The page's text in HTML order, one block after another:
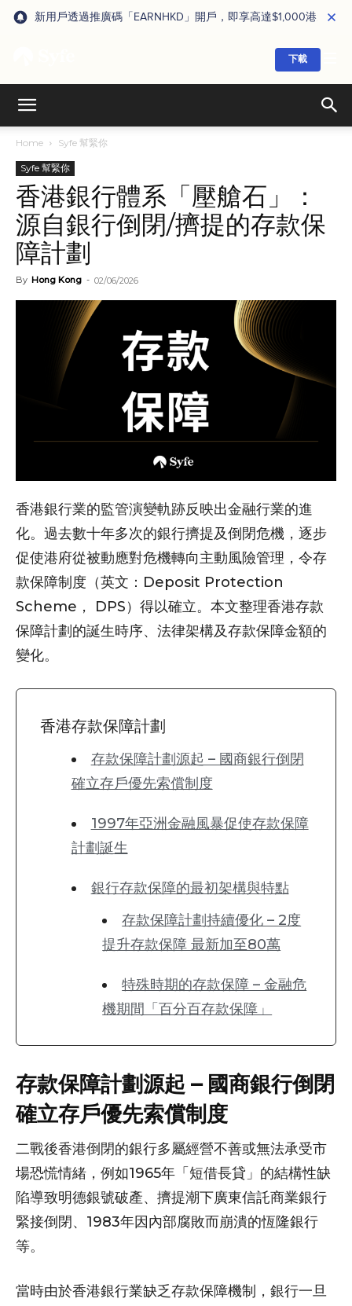
新用戶透過推廣碼「EARNHKD」開戶，即享高達$1,000港元獎賞
下載
Home Syfe 幫緊你
Syfe 幫緊你
香港銀行體系「壓艙石」：
源自銀行倒閉/擠提的存款保
障計劃
By Hong Kong - 02/06/2026
香港銀行業的監管演變軌跡反映出金融行業的進
化。過去數十年多次的銀行擠提及倒閉危機，逐步
促使港府從被動應對危機轉向主動風險管理，令存
款保障制度（英文：Deposit Protection
Scheme， DPS）得以確立。本文整理香港存款
保障計劃的誕生時序、法律架構及存款保障金額的
變化。
香港存款保障計劃
存款保障計劃源起 – 國商銀行倒閉
確立存戶優先索償制度
1997年亞洲金融風暴促使存款保障
計劃誕生
銀行存款保障的最初架構與特點
存款保障計劃持續優化 – 2度
提升存款保障 最新加至80萬
特殊時期的存款保障 – 金融危
機期間「百分百存款保障」
存款保障計劃源起 – 國商銀行倒閉
確立存戶優先索償制度
二戰後香港倒閉的銀行多屬經營不善或無法承受市
場恐慌情緒，例如1965年「短借長貸」的結構性缺
陷導致明德銀號破產、擠提潮下廣東信託商業銀行
緊接倒閉、1983年因內部腐敗而崩潰的恆隆銀行
等。
當時由於香港銀行業缺乏存款保障機制，銀行一旦